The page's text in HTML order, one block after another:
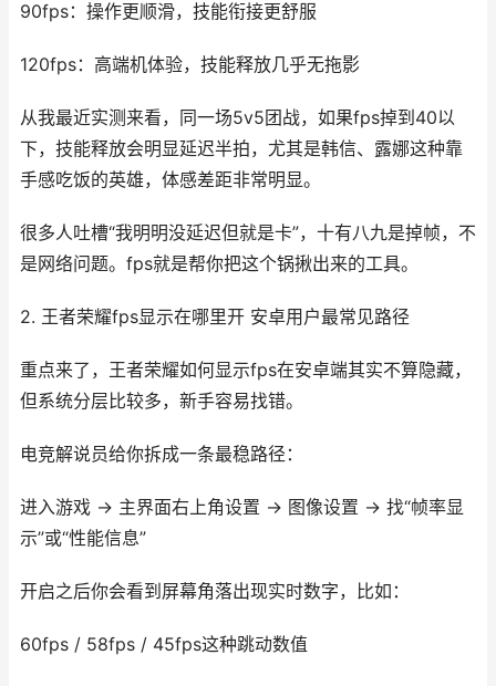
90fps：操作更顺滑，技能衔接更舒服
120fps：高端机体验，技能释放几乎无拖影
从我最近实测来看，同一场5v5团战，如果fps掉到40以
下，技能释放会明显延迟半拍，尤其是韩信、露娜这种靠
手感吃饭的英雄，体感差距非常明显。
很多人吐槽“我明明没延迟但就是卡”，十有八九是掉帧，不
是网络问题。fps就是帮你把这个锅揪出来的工具。
2. 王者荣耀fps显示在哪里开 安卓用户最常见路径
重点来了，王者荣耀如何显示fps在安卓端其实不算隐藏，
但系统分层比较多，新手容易找错。
电竞解说员给你拆成一条最稳路径：
进入游戏 → 主界面右上角设置 → 图像设置 → 找“帧率显
示”或“性能信息”
开启之后你会看到屏幕角落出现实时数字，比如：
60fps / 58fps / 45fps这种跳动数值